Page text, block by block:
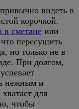
видеть в
корочкой.
сметане или
пересушить
но только не в
При долгом,
нежным и
для
чтобы